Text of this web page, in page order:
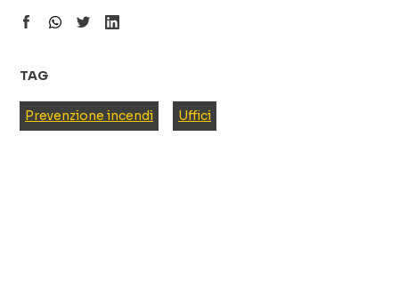
TAG
Prevenzione incendi Uffici